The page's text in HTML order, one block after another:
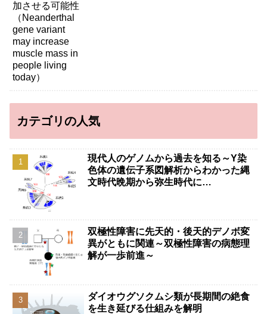
カテゴリの人気
現代人のゲノムから過去を知る～Y染
色体の遺伝子系図解析からわかった縄
文時代晩期から弥生時代に…
双極性障害に先天的・後天的デノボ変
異がともに関連～双極性障害の病態理
解が一歩前進～
ダイオウグソクムシ類が長期間の絶食
を生き延びる仕組みを解明